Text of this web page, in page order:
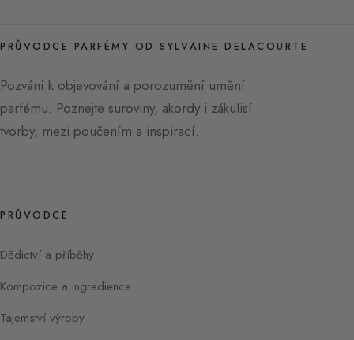
PRŮVODCE PARFÉMY OD SYLVAINE DELACOURTE
Pozvání k objevování a porozumění umění
parfému. Poznejte suroviny, akordy i zákulisí
tvorby, mezi poučením a inspirací.
PRŮVODCE
Dědictví a příběhy
Kompozice a ingredience
Tajemství výroby